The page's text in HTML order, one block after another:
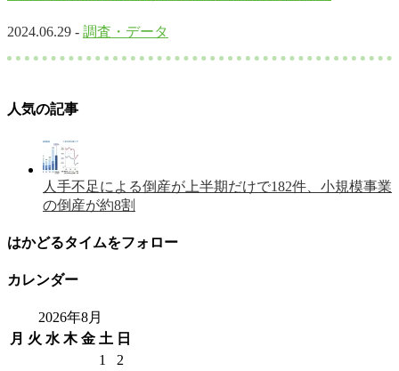
2024.06.29 - 調査・データ
人気の記事
人手不足による倒産が上半期だけで182件、小規模事業
の倒産が約8割
はかどるタイムをフォロー
カレンダー
2026年8月
月 火 水 木 金 土 日
1
2